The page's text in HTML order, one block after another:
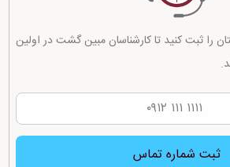
را ثبت کنید تا کارشناسان مبین گشت در اولین
ثبت شماره تماس